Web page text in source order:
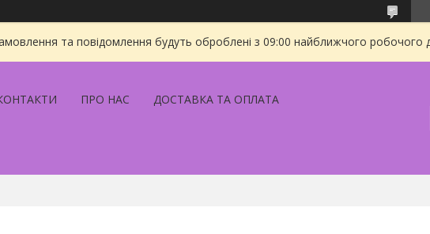
та повідомлення будуть оброблені з 09:00 найближчого робочого
ПРО НАС ДОСТАВКА ТА ОПЛАТА